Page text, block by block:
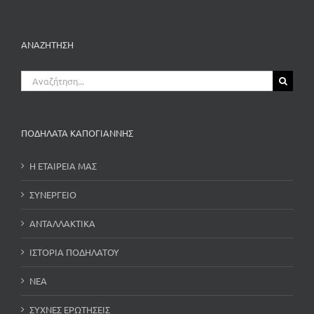
ΑΝΑΖΗΤΗΣΗ
Αναζήτηση
για:
ΠΟΔΗΛΑΤΑ ΚΑΠΟΓΙΑΝΝΗΣ
Η ΕΤΑΙΡΕΙΑ ΜΑΣ
ΣΥΝΕΡΓΕΙΟ
ΑΝΤΑΛΛΑΚΤΙΚΑ
ΙΣΤΟΡΙΑ ΠΟΔΗΛΑΤΟΥ
ΝΕΑ
ΣΥΧΝΕΣ ΕΡΩΤΗΣΕΙΣ